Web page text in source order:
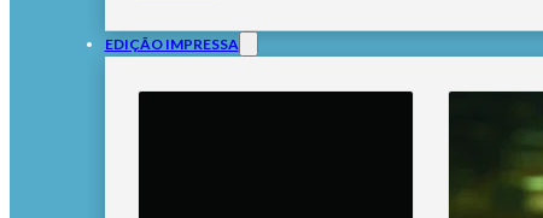
EDIÇÃO IMPRESSA